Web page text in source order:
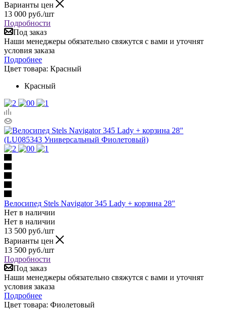
Варианты цен
13 000 руб./шт
Подробности
Под заказ
Наши менеджеры обязательно свяжутся с вами и уточнят
условия заказа
Подробнее
Цвет товара: Красный
Красный
Велосипед Stels Navigator 345 Lady + корзина 28"
Нет в наличии
Нет в наличии
13 500 руб./шт
Варианты цен
13 500 руб./шт
Подробности
Под заказ
Наши менеджеры обязательно свяжутся с вами и уточнят
условия заказа
Подробнее
Цвет товара: Фиолетовый